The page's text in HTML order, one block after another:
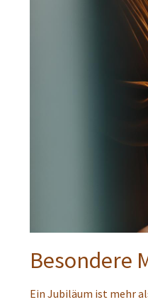
Besondere
Ein Jubiläum ist mehr